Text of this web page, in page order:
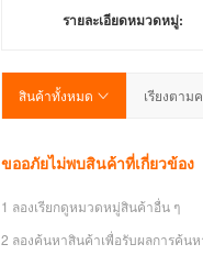
รายละเอียดหมวดหมู่:
สินค้าทั้งหมด เรียงตาม
ขออภัยไม่พบสินค้าที่เกี่ยวข้อง
1 ลองเรียกดูหมวดหมู่สินค้าอื่น ๆ
2 ลองค้นหาสินค้าเพื่อรับผลการค้นห